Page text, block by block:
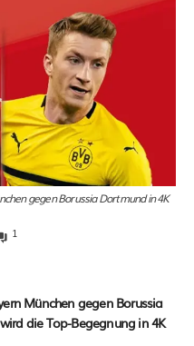
gegen Borussia Dortmund in 4K
1
München gegen Borussia
die Top-Begegnung in 4K